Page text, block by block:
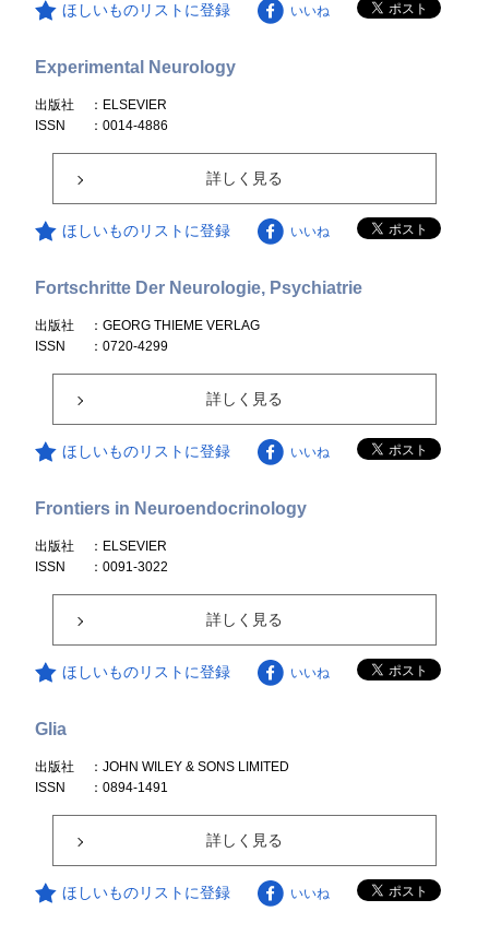
ほしいものリストに登録 いいね
Experimental Neurology
出版社
：ELSEVIER
ISSN
：0014-4886
詳しく見る
ほしいものリストに登録 いいね
Fortschritte Der Neurologie, Psychiatrie
出版社
：GEORG THIEME VERLAG
ISSN
：0720-4299
詳しく見る
ほしいものリストに登録 いいね
Frontiers in Neuroendocrinology
出版社
：ELSEVIER
ISSN
：0091-3022
詳しく見る
ほしいものリストに登録 いいね
Glia
出版社
：JOHN WILEY & SONS LIMITED
ISSN
：0894-1491
詳しく見る
ほしいものリストに登録 いいね